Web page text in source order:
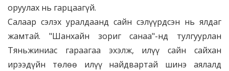
оруулах нь гарцаагүй.
Салаар сэлэх уралдаанд сайн сэлүүрдсэн нь ялдаг
жамтай. "Шанхайн зориг санаа"-нд тулгуурлан
Тяньжиниас гараагаа эхэлж, илүү сайн сайхан
ирээдүйн төлөө илүү найдвартай шинэ аялалд